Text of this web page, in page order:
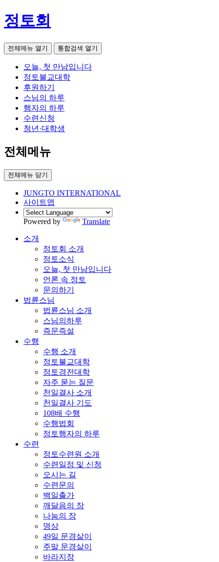
정토회
전체메뉴 열기 통합검색 열기
오늘, 첫 만남입니다
정토불교대학
후원하기
스님의 하루
행자의 하루
수련신청
청년·대학생
전체메뉴
전체메뉴 닫기
JUNGTO INTERNATIONAL
사이트맵
Powered by Translate
소개
정토회 소개
정토소식
오늘, 첫 만남입니다
언론 속 정토
문의하기
법륜스님
법륜스님 소개
스님의하루
즉문즉설
수행
수행 소개
정토불교대학
정토경전대학
자주 묻는 질문
천일결사 소개
천일결사 기도
108배 수행
수행법회
정토행자의 하루
수련
정토수련원 소개
수련일정 및 신청
오시는 길
수련문의
백일출가
깨달음의 장
나눔의 장
명상
49일 문경살이
주말 문경살이
바라지장